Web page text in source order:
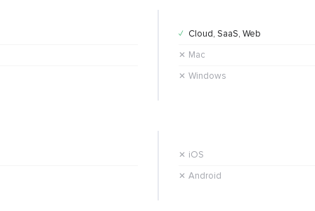
✓ Cloud, SaaS, Web
✕ Mac
✕ Windows
✕ iOS
✕ Android